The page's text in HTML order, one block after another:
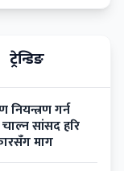
ट्रेन्डिङ
नियन्त्रण गर्न
सांसद हरि
माग